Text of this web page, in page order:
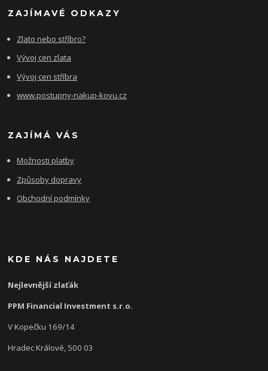
ZAJÍMAVÉ ODKAZY
Zlato nebo stříbro?
Vývoj cen zlata
Vývoj cen stříbra
www.postupny-nakup-kovu.cz
ZAJÍMÁ VÁS
Možnosti platby
Způsoby dopravy
Obchodní podmínky
KDE NÁS NAJDETE
Nejlevnější zlaťák
PPM Financial Investment s.r.o.
V Kopečku 169/14
Hradec Králové, 500 03